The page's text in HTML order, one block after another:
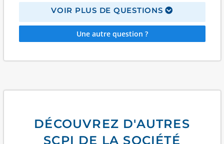
VOIR PLUS DE QUESTIONS
Une autre question ?
DÉCOUVREZ D'AUTRES
SCPI DE LA SOCIÉTÉ